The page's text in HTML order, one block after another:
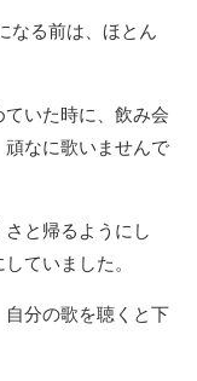
なる前は、ほとん
いた時に、飲み会
なに歌いませんで
と帰るようにし
ていました。
分の歌を聴くと下